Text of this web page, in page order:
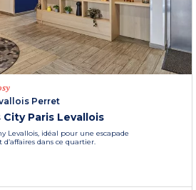
Perret
Paris Levallois
Levallois, idéal pour une escapade
dans ce quartier.